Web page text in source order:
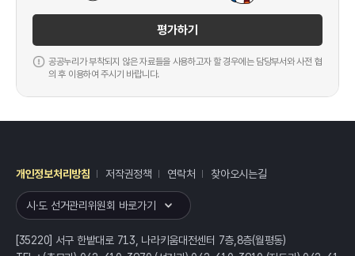
평가하기
공공누리가 부착되지 않은 자료들을 사용하고자 할 경우에는 담당부서와 사전 협
의 후 이용하여 주시기 바랍니다.
개인정보처리방침 저작권정책 연락처 찾아오시는길
시·도 선거관리위원회 바로가기
[35220] 서구 한밭대로 713, 나라키움대전센터 7층,8층(월평동)